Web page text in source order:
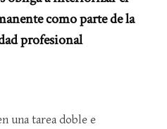
como parte de la
profesional​
una tarea doble e